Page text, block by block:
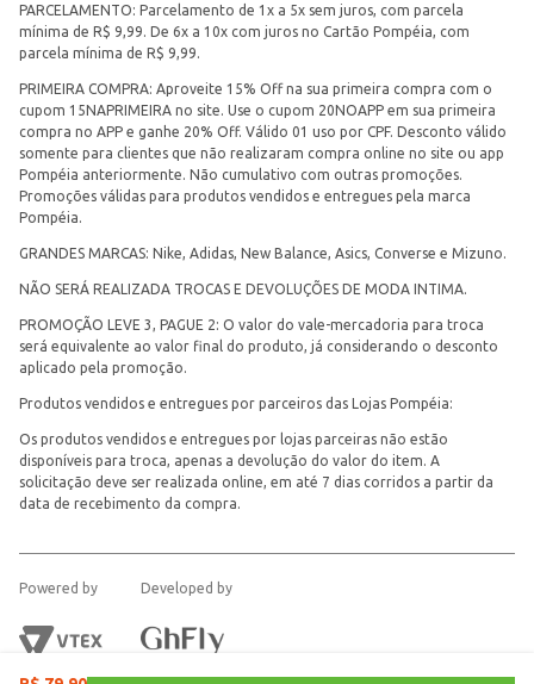
PARCELAMENTO: Parcelamento de 1x a 5x sem juros, com parcela
mínima de R$ 9,99. De 6x a 10x com juros no Cartão Pompéia, com
parcela mínima de R$ 9,99.
PRIMEIRA COMPRA: Aproveite 15% Off na sua primeira compra com o
cupom 15NAPRIMEIRA no site. Use o cupom 20NOAPP em sua primeira
compra no APP e ganhe 20% Off. Válido 01 uso por CPF. Desconto válido
somente para clientes que não realizaram compra online no site ou app
Pompéia anteriormente. Não cumulativo com outras promoções.
Promoções válidas para produtos vendidos e entregues pela marca
Pompéia.
GRANDES MARCAS: Nike, Adidas, New Balance, Asics, Converse e Mizuno.
NÃO SERÁ REALIZADA TROCAS E DEVOLUÇÕES DE MODA INTIMA.
PROMOÇÃO LEVE 3, PAGUE 2: O valor do vale-mercadoria para troca
será equivalente ao valor final do produto, já considerando o desconto
aplicado pela promoção.
Produtos vendidos e entregues por parceiros das Lojas Pompéia:
Os produtos vendidos e entregues por lojas parceiras não estão
disponíveis para troca, apenas a devolução do valor do item. A
solicitação deve ser realizada online, em até 7 dias corridos a partir da
data de recebimento da compra.
Powered by Developed by